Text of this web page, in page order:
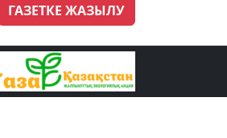
ГАЗЕТКЕ ЖАЗЫЛУ